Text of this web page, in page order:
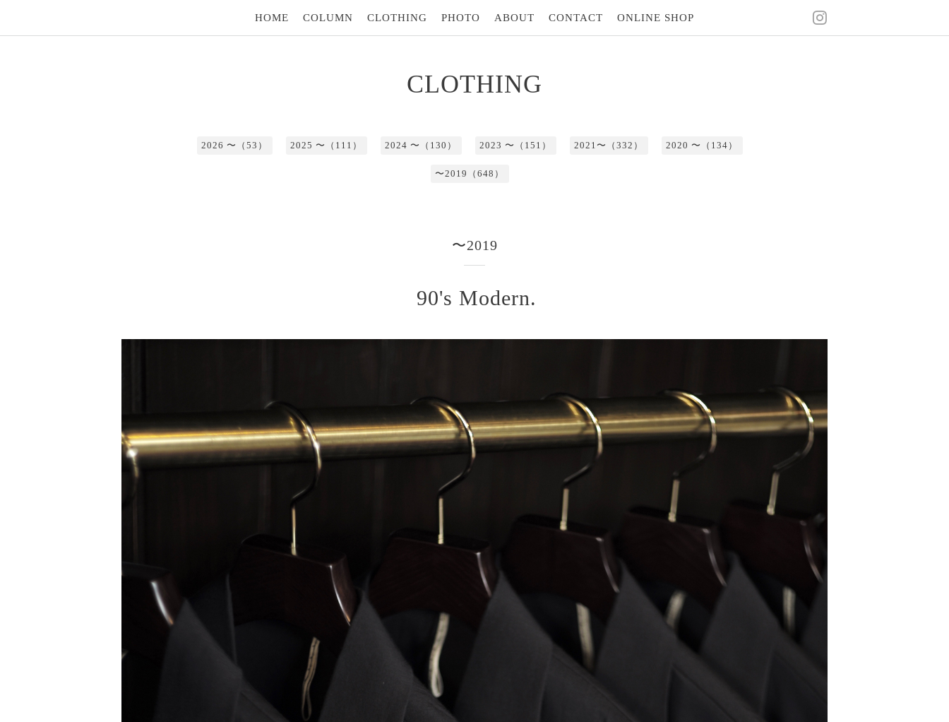
HOME COLUMN CLOTHING PHOTO ABOUT CONTACT ONLINE SHOP
CLOTHING
2026 〜（53） 2025 〜（111） 2024 〜（130） 2023 〜（151） 2021〜（332） 2020 〜（134）
〜2019（648）
〜2019
90's Modern.